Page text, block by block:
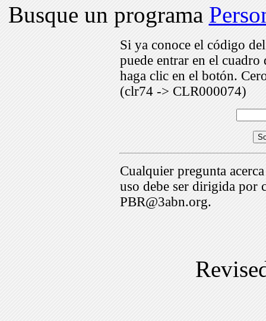
Busque un programa
Si ya conoce el código
puede entrar en el
haga clic en el botón.
(clr74 -> CLR000074)
Cualquier pregunta
uso debe ser dirigida por
PBR@3abn.org.